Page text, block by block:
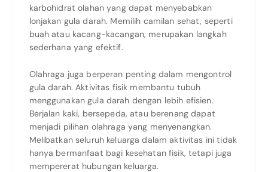
karbohidrat olahan yang dapat menyebabkan
lonjakan gula darah. Memilih camilan sehat, seperti
buah atau kacang-kacangan, merupakan langkah
sederhana yang efektif.
Olahraga juga berperan penting dalam mengontrol
gula darah. Aktivitas fisik membantu tubuh
menggunakan gula darah dengan lebih efisien.
Berjalan kaki, bersepeda, atau berenang dapat
menjadi pilihan olahraga yang menyenangkan.
Melibatkan seluruh keluarga dalam aktivitas ini tidak
hanya bermanfaat bagi kesehatan fisik, tetapi juga
mempererat hubungan keluarga.